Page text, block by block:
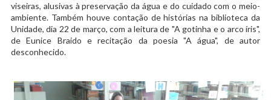
viseiras, alusivas à preservação da água e do cuidado com o meio-
ambiente. Também houve contação de histórias na biblioteca da
Unidade, dia 22 de março, com a leitura de "A gotinha e o arco íris",
de Eunice Braido e recitação da poesia "A água", de autor
desconhecido.